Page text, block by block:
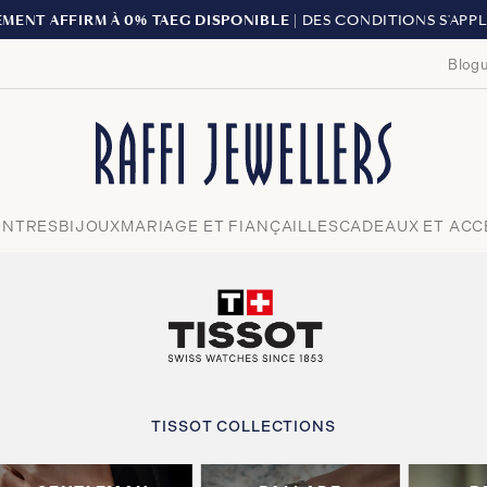
LIVRAISON GRATUITE À PARTIR
Fermer
BIJOUXMARIAGE ET FIANÇAILLESCADEAUX ET
TISSOT COLLECTIONS